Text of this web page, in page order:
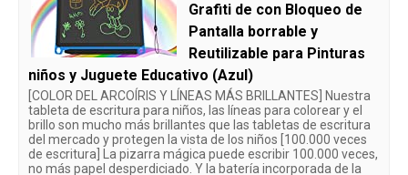
Grafiti de con Bloqueo de
Pantalla borrable y
Reutilizable para Pinturas
niños y Juguete Educativo (Azul)
[COLOR DEL ARCOÍRIS Y LÍNEAS MÁS BRILLANTES] Nuestra
tableta de escritura para niños, las líneas para colorear y el
brillo son mucho más brillantes que las tabletas de escritura
del mercado y protegen la vista de los niños [100.000 veces
de escritura] La pizarra mágica puede escribir 100.000 veces,
no más papel desperdiciado. Y la batería incorporada de la